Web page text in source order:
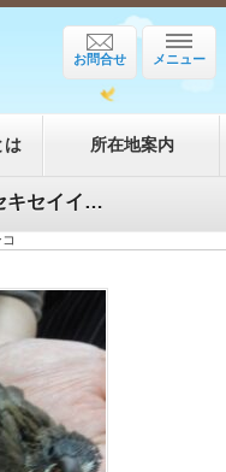
メニュー
お問合せ
は 所在地案内
手乗りジュウシマツ セキセイインコ